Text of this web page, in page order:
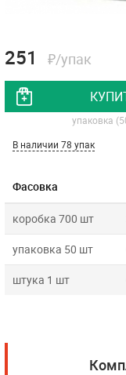
Фасовка
коробка 700 шт
упаковка 50 шт
штука 1 шт
251 ₽/упак
упаковка
В наличии 78 упак